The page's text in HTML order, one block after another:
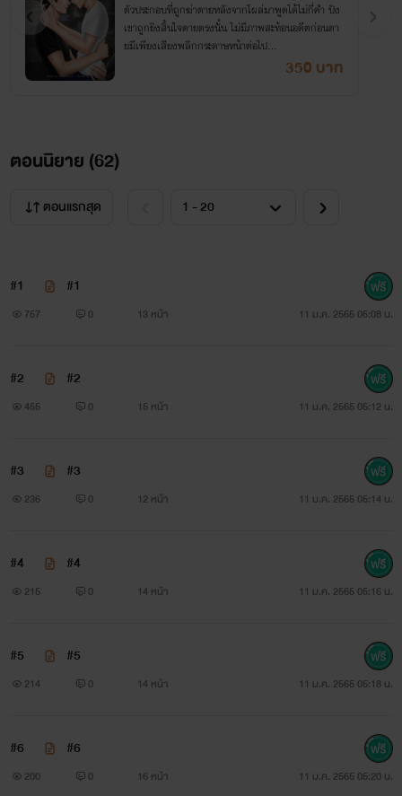
ตัวประกอบที่ถูกฆ่าตายหลังจากโผล่มาพูดได้ไม่กี่คำ ปัง
เขาถูกยิงสิ้นใจตายตรงนั้น ไม่มีภาพสะท้อนอดีตก่อนตา
ยมีเพียงเสียงพลิกกระดาษหน้าต่อไป...
350 บาท
ตอนนิยาย (62)
ตอนแรกสุด
#1 #1
757 0 13 หน้า 11 ม.ค. 2565 05:08 น.
#2 #2
455 0 15 หน้า 11 ม.ค. 2565 05:12 น.
#3 #3
236 0 12 หน้า 11 ม.ค. 2565 05:14 น.
#4 #4
215 0 14 หน้า 11 ม.ค. 2565 05:16 น.
#5 #5
214 0 14 หน้า 11 ม.ค. 2565 05:18 น.
#6 #6
200 0 16 หน้า 11 ม.ค. 2565 05:20 น.